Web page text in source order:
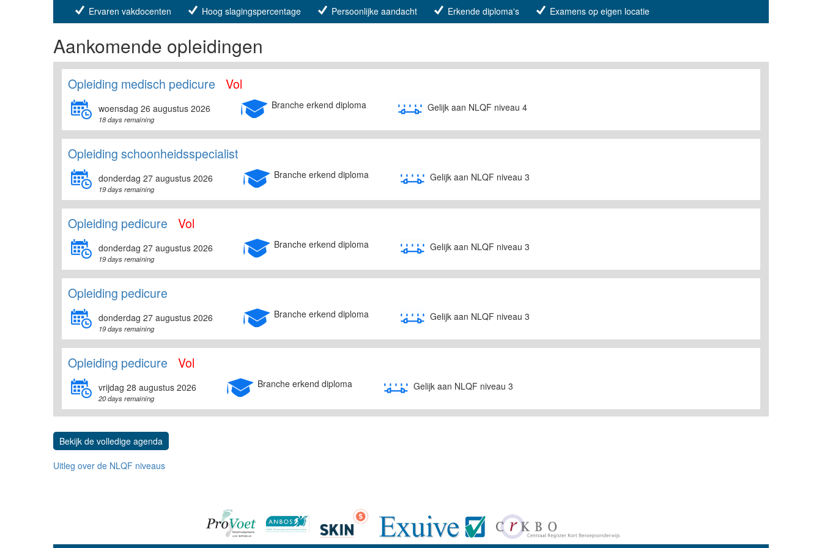
Ervaren vakdocenten
Hoog slagingspercentage Persoonlijke aandacht Erkende diploma's Examens op eigen locatie
Aankomende opleidingen
Opleiding medisch pedicure Vol
woensdag 26 augustus 2026
18 days remaining
Branche erkend diploma Gelijk aan NLQF niveau 4
Opleiding schoonheidsspecialist
donderdag 27 augustus 2026
19 days remaining
Branche erkend diploma Gelijk aan NLQF niveau 3
Opleiding pedicure Vol
donderdag 27 augustus 2026
19 days remaining
Branche erkend diploma Gelijk aan NLQF niveau 3
Opleiding pedicure
donderdag 27 augustus 2026
19 days remaining
Branche erkend diploma Gelijk aan NLQF niveau 3
Opleiding pedicure Vol
vrijdag 28 augustus 2026
20 days remaining
Branche erkend diploma Gelijk aan NLQF niveau 3
Bekijk de volledige agenda
Uitleg over de NLQF niveaus